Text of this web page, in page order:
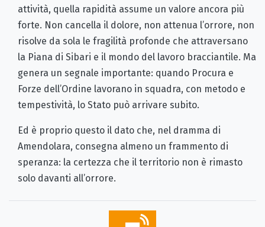
attività, quella rapidità assume un valore ancora più
forte. Non cancella il dolore, non attenua l’orrore, non
risolve da sola le fragilità profonde che attraversano
la Piana di Sibari e il mondo del lavoro bracciantile. Ma
genera un segnale importante: quando Procura e
Forze dell’Ordine lavorano in squadra, con metodo e
tempestività, lo Stato può arrivare subito.
Ed è proprio questo il dato che, nel dramma di
Amendolara, consegna almeno un frammento di
speranza: la certezza che il territorio non è rimasto
solo davanti all’orrore.